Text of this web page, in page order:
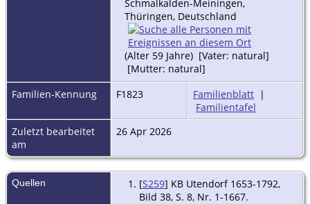
Schmalkalden-Meiningen,
Thüringen, Deutschland
(Alter 59 Jahre) [Vater: natural]
[Mutter: natural]
Familien-Kennung
F1823 Familienblatt |
Familientafel
Zuletzt bearbeitet
am
26 Apr 2026
Quellen [S259] KB Utendorf 1653-1792,
Bild 38, S. 8, Nr. 1-1667.